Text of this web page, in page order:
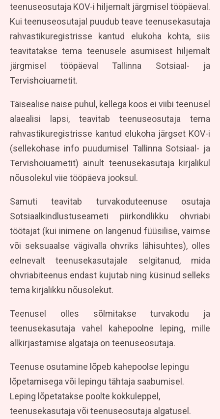
teenuseosutaja KOV-i hiljemalt järgmisel tööpäeval.
Kui teenuseosutajal puudub teave teenusekasutaja
rahvastikuregistrisse kantud elukoha kohta, siis
teavitatakse tema teenusele asumisest hiljemalt
järgmisel tööpäeval Tallinna Sotsiaal- ja
Tervishoiuametit.
Täisealise naise puhul, kellega koos ei viibi teenusel
alaealisi lapsi, teavitab teenuseosutaja tema
rahvastikuregistrisse kantud elukoha järgset KOV-i
(sellekohase info puudumisel Tallinna Sotsiaal- ja
Tervishoiuametit) ainult teenusekasutaja kirjalikul
nõusolekul viie tööpäeva jooksul.
Samuti teavitab turvakoduteenuse osutaja
Sotsiaalkindlustuseameti piirkondlikku ohvriabi
töötajat (kui inimene on langenud füüsilise, vaimse
või seksuaalse vägivalla ohvriks lähisuhtes), olles
eelnevalt teenusekasutajale selgitanud, mida
ohvriabiteenus endast kujutab ning küsinud selleks
tema kirjalikku nõusolekut.
Teenusel olles sõlmitakse turvakodu ja
teenusekasutaja vahel kahepoolne leping, mille
allkirjastamise algataja on teenuseosutaja.
Teenuse osutamine lõpeb kahepoolse lepingu
lõpetamisega või lepingu tähtaja saabumisel.
Leping lõpetatakse poolte kokkuleppel,
teenusekasutaja või teenuseosutaja algatusel.